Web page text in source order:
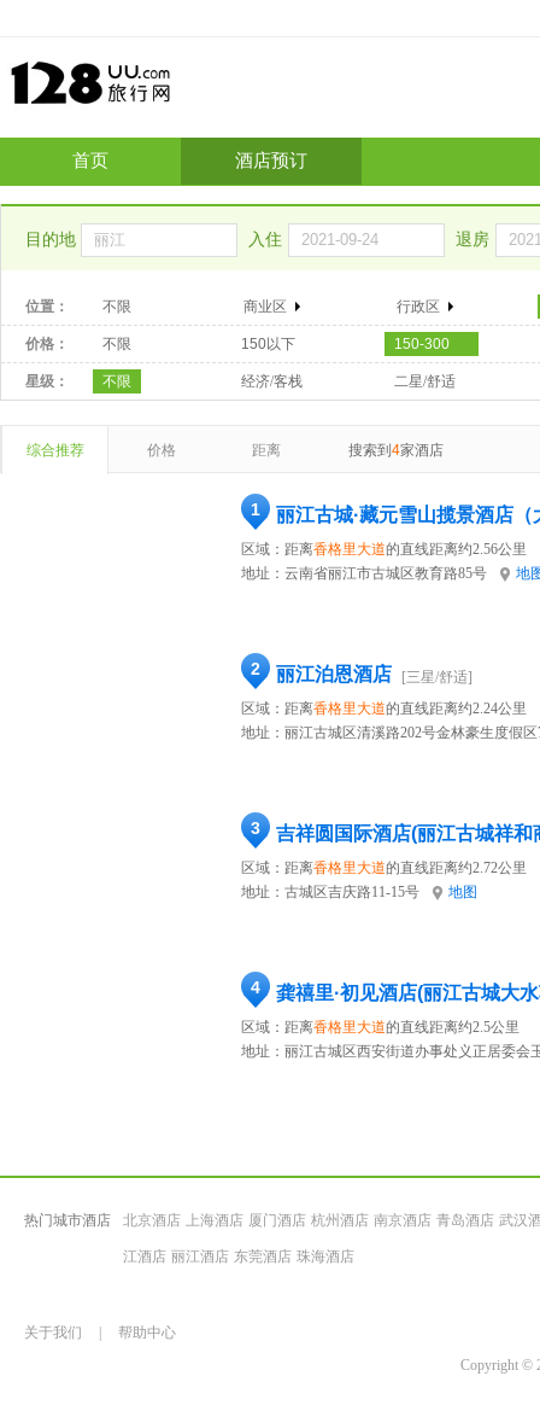
首页 酒店预订
目的地 入住 退房
位置： 不限 商业区 行政区
价格： 不限 150以下 150-300
星级： 不限 经济/客栈 二星/舒适
综合推荐 价格 距离 搜索到 4家酒店
1 丽江古城·藏元雪山揽景酒店（
区域：距离香格里大道的直线距离约2.56公里
地址： 云南省丽江市古城区教育路85号 地
2 丽江泊恩酒店
[三星/舒适]
区域：距离香格里大道的直线距离约2.24公里
地址： 丽江古城区清溪路202号金林豪生度假区
3 吉祥圆国际酒店(丽江古城祥和
区域：距离香格里大道的直线距离约2.72公里
地址： 古城区吉庆路11-15号 地图
4 龚禧里·初见酒店(丽江古城大
区域：距离香格里大道的直线距离约2.5公里
地址： 丽江古城区西安街道办事处义正居委会
热门城市酒店 北京酒店 上海酒店 厦门酒店 杭州酒店 南京酒店 青岛酒店 武汉
江酒店 丽江酒店 东莞酒店 珠海酒店
关于我们
帮助中心
Copyright ©